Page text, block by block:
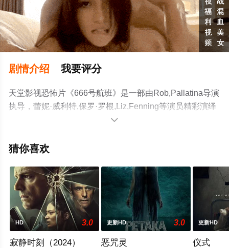
剧情介绍 我要评分
天堂影视恐怖片《666号航班》是一部由Rob,Pallatina导演
执导，蕾妮·威利特,保罗·罗根,Liz,Fenning等演员精彩演绎
的美国电影，手机免费观看高清无删减完整版电影大全就
或剧情网等平台了解。

猜你喜欢
HD 3.0
寂静时刻（2024）
更新HD 3.0
恶咒灵
更新HD
仪式